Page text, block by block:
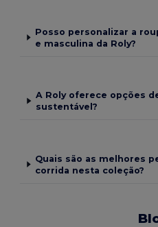
Posso personalizar a
e masculina da Roly?
A Roly oferece opções
sustentável?
Quais são as melhores
corrida nesta coleção?